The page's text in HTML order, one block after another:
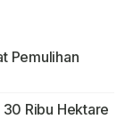
Pemulihan
Ribu Hektare